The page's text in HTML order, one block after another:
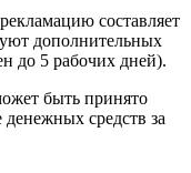
составляет
дополнительных
до 5 рабочих дней).
быть принято
средств за